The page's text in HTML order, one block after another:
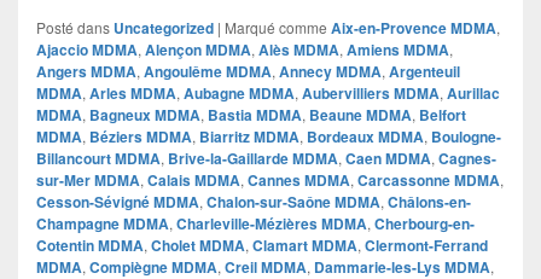
Posté dans Uncategorized | Marqué comme Aix-en-Provence MDMA,
Ajaccio MDMA, Alençon MDMA, Alès MDMA, Amiens MDMA,
Angers MDMA, Angoulême MDMA, Annecy MDMA, Argenteuil
MDMA, Arles MDMA, Aubagne MDMA, Aubervilliers MDMA, Aurillac
MDMA, Bagneux MDMA, Bastia MDMA, Beaune MDMA, Belfort
MDMA, Béziers MDMA, Biarritz MDMA, Bordeaux MDMA, Boulogne-
Billancourt MDMA, Brive-la-Gaillarde MDMA, Caen MDMA, Cagnes-
sur-Mer MDMA, Calais MDMA, Cannes MDMA, Carcassonne MDMA,
Cesson-Sévigné MDMA, Chalon-sur-Saône MDMA, Châlons-en-
Champagne MDMA, Charleville-Mézières MDMA, Cherbourg-en-
Cotentin MDMA, Cholet MDMA, Clamart MDMA, Clermont-Ferrand
MDMA, Compiègne MDMA, Creil MDMA, Dammarie-les-Lys MDMA,